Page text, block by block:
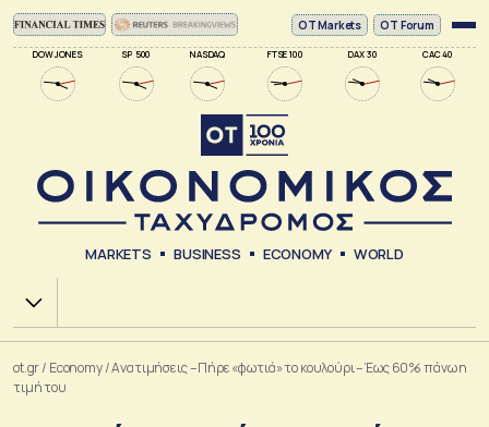
DOW JONES SP 500 NASDAQ FTSE 100 DAX 30 CAC 40
ΟΤ Markets OT Forum
MARKETS BUSINESS ECONOMY WORLD
Χ.Α.
ot.gr/ Economy/Ανατιμήσεις – Πήρε «φωτιά» το κουλούρι – Έως 60% πάνω η
τιμή του